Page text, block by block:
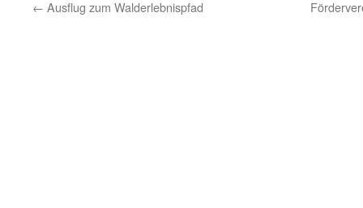
← Ausflug zum Walderlebnispfad